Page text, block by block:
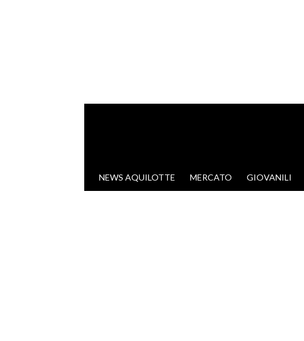
VAI AL CONTENUTO
NEWS AQUILOTTE MERCATO GIOVANILI